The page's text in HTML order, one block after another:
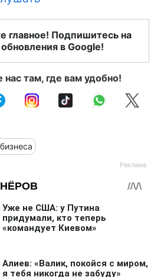
главное! Подпишитесь на
в Google!
нас там, где вам удобно!